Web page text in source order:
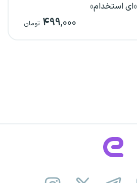
«ای استخدام»
۴۹۹,۰۰۰ تومان